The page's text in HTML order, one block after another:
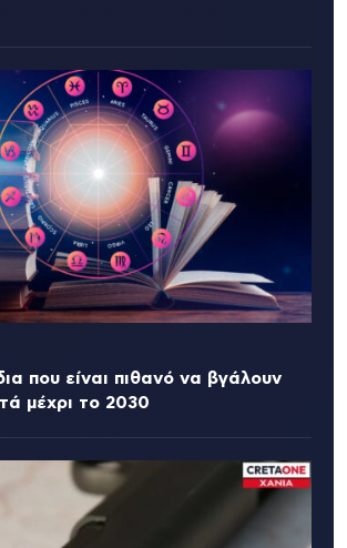
που είναι πιθανό να βγάλουν
μέχρι το 2030